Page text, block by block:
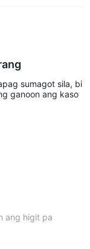
sumagot sila, bi
ganoon ang kaso
ang higit pa